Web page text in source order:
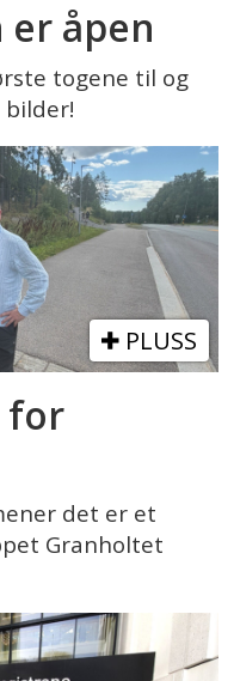
åpen
togene til og
bilder!
PLUSS
for
det er et
Granholtet